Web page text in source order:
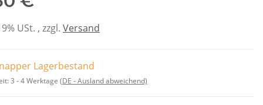
USt. , zzgl. Versand
Lagerbestand
3 - 4 Werktage (DE - Ausland abweichend)